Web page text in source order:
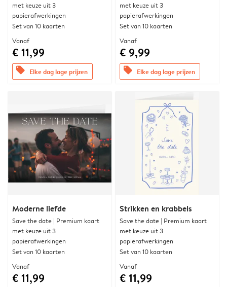
met keuze uit 3
papierafwerkingen
Set van 10 kaarten
Vanaf
€ 11,99
offers Elke dag lage prijzen
met keuze uit 3
papierafwerkingen
Set van 10 kaarten
Vanaf
€ 9,99
offers Elke dag lage prijzen
Moderne liefde
Save the date | Premium kaart
met keuze uit 3
papierafwerkingen
Set van 10 kaarten
Vanaf
€ 11,99
Strikken en krabbels
Save the date | Premium kaart
met keuze uit 3
papierafwerkingen
Set van 10 kaarten
Vanaf
€ 11,99